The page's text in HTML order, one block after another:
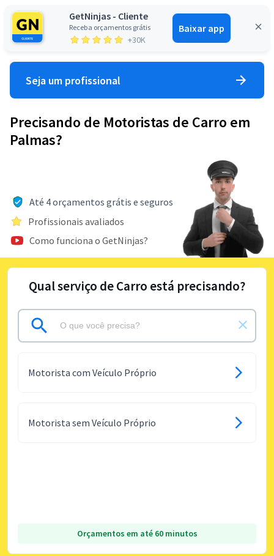
GetNinjas - Cliente
Receba orçamentos grátis
+30K
Baixar app
Entrar
Seja um profissional
Precisando de Motoristas de Carro em
Palmas?
Até 4 orçamentos grátis e seguros
Profissionais avaliados
Como funciona o GetNinjas?
Qual serviço de Carro está precisando?
Motorista com Veículo Próprio
Motorista sem Veículo Próprio
Orçamentos em até 60 minutos